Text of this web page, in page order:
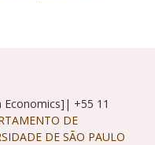
Economics]| +55 11
DE
DE SÃO PAULO